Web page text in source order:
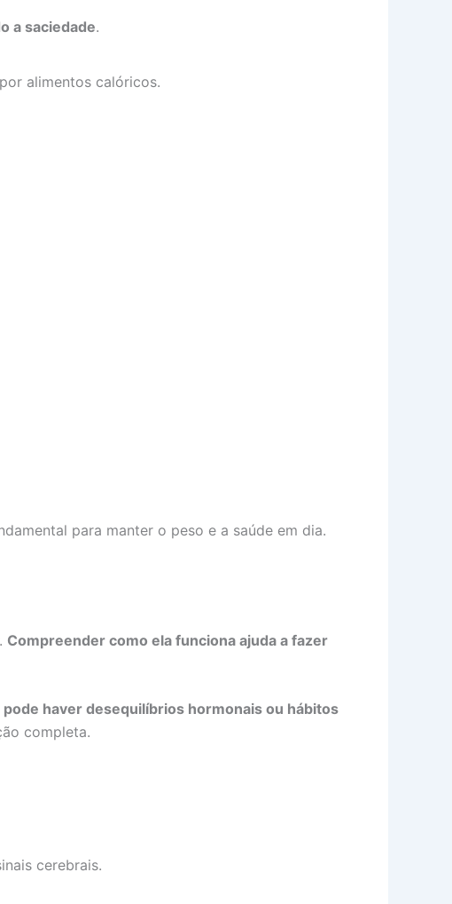
a saciedade.
alimentos calóricos.
para manter o peso e a saúde em dia.
Compreender como ela funciona ajuda a fazer
pode haver desequilíbrios hormonais ou hábitos
completa.
cerebrais.